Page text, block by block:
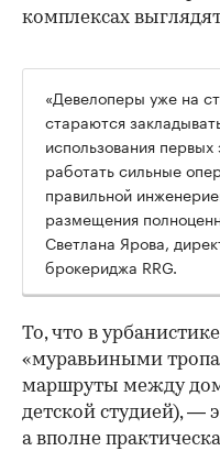
комплексах
00:00
«Девелоперы уже на
стараются
использования
работать сильные
правильной
размещения
Светлана Ярова,
брокериджа RRG.
То, что в
«муравьиными
маршруты между
детской студией), —
а вполне